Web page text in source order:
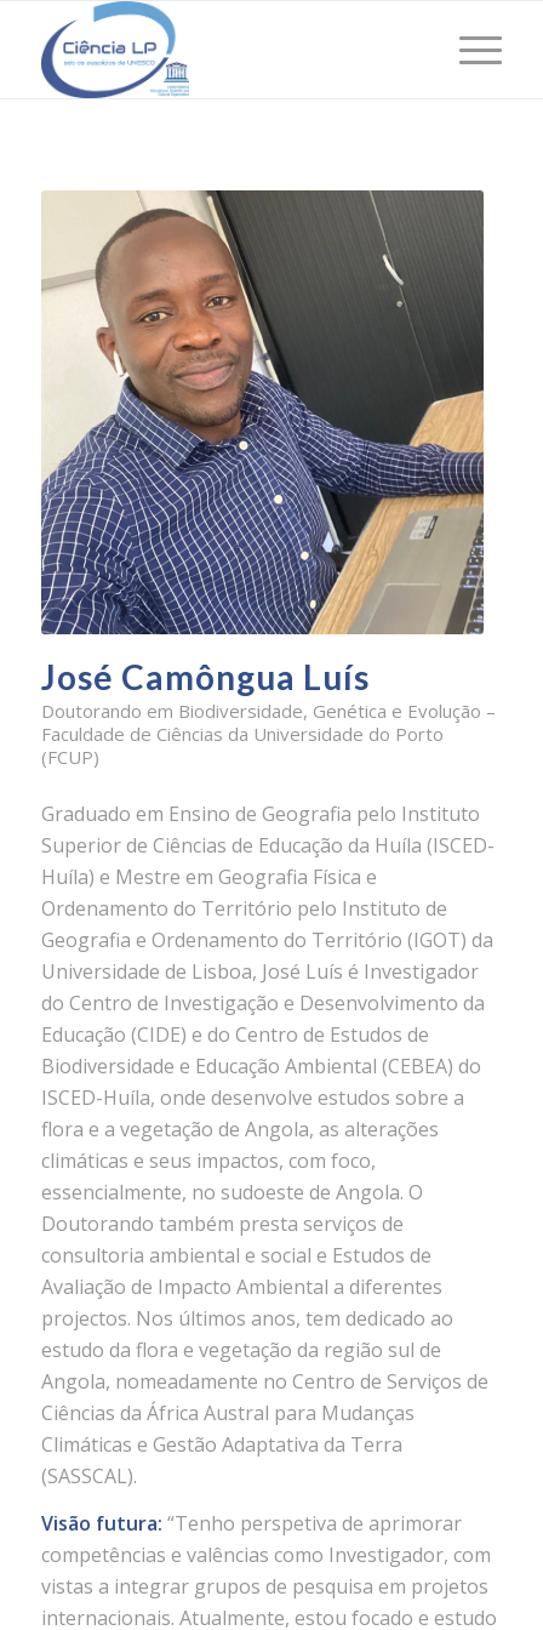
José Camôngua Luís
Doutorando em Biodiversidade, Genética e Evolução –
Faculdade de Ciências da Universidade do Porto
(FCUP)
Graduado em Ensino de Geografia pelo Instituto
Superior de Ciências de Educação da Huíla (ISCED-
Huíla) e Mestre em Geografia Física e
Ordenamento do Território pelo Instituto de
Geografia e Ordenamento do Território (IGOT) da
Universidade de Lisboa, José Luís é Investigador
do Centro de Investigação e Desenvolvimento da
Educação (CIDE) e do Centro de Estudos de
Biodiversidade e Educação Ambiental (CEBEA) do
ISCED-Huíla, onde desenvolve estudos sobre a
flora e a vegetação de Angola, as alterações
climáticas e seus impactos, com foco,
essencialmente, no sudoeste de Angola. O
Doutorando também presta serviços de
consultoria ambiental e social e Estudos de
Avaliação de Impacto Ambiental a diferentes
projectos. Nos últimos anos, tem dedicado ao
estudo da flora e vegetação da região sul de
Angola, nomeadamente no Centro de Serviços de
Ciências da África Austral para Mudanças
Climáticas e Gestão Adaptativa da Terra
(SASSCAL).
Visão futura: “Tenho perspetiva de aprimorar
competências e valências como Investigador, com
vistas a integrar grupos de pesquisa em projetos
internacionais. Atualmente, estou focado e estudo